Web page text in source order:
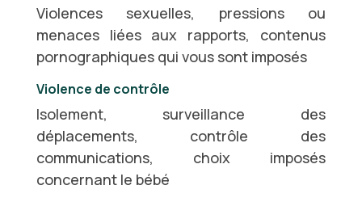
Violences sexuelles, pressions ou
menaces liées aux rapports, contenus
pornographiques qui vous sont imposés
Violence de contrôle
Isolement, surveillance des
déplacements, contrôle des
communications, choix imposés
concernant le bébé